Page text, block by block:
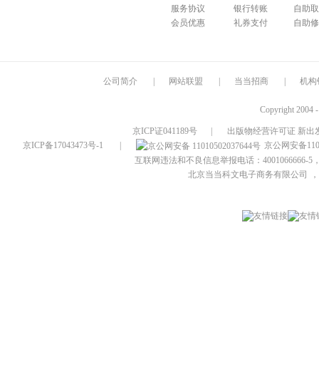
服务协议
会员优惠
银行转账
礼券支付
自助
自助
公司简介 网站联盟 当当招商 机构
Copyright 2004
京ICP证041189号
出版物经营许可证 新出
京ICP备17043473号-1
京公网安备
互联网违法和不良信息举报电话：4001066666-5
北京当当科文电子商务有限公司